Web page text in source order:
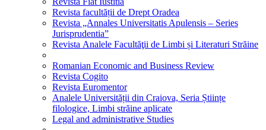
Revista facultății de Drept Oradea
Revista „Annales Universitatis Apulensis – Series
Jurisprudentia”
Revista Analele Facultăţii de Limbi și Literaturi Străine
Romanian Economic and Business Review
Revista Cogito
Revista Euromentor
Analele Universității din Craiova, Seria Științe
filologice, Limbi străine aplicate
Legal and administrative Studies